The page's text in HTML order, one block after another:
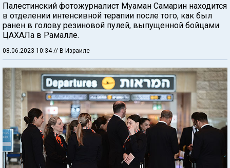
Палестинский фотожурналист Муаман Самарин находится
в отделении интенсивной терапии после того, как был
ранен в голову резиновой пулей, выпущенной бойцами
ЦАХАЛа в Рамалле.
08.06.2023 10:34 // В Израиле